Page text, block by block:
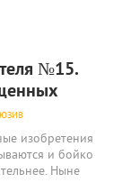
№15.
изобретения
и бойко
Ныне